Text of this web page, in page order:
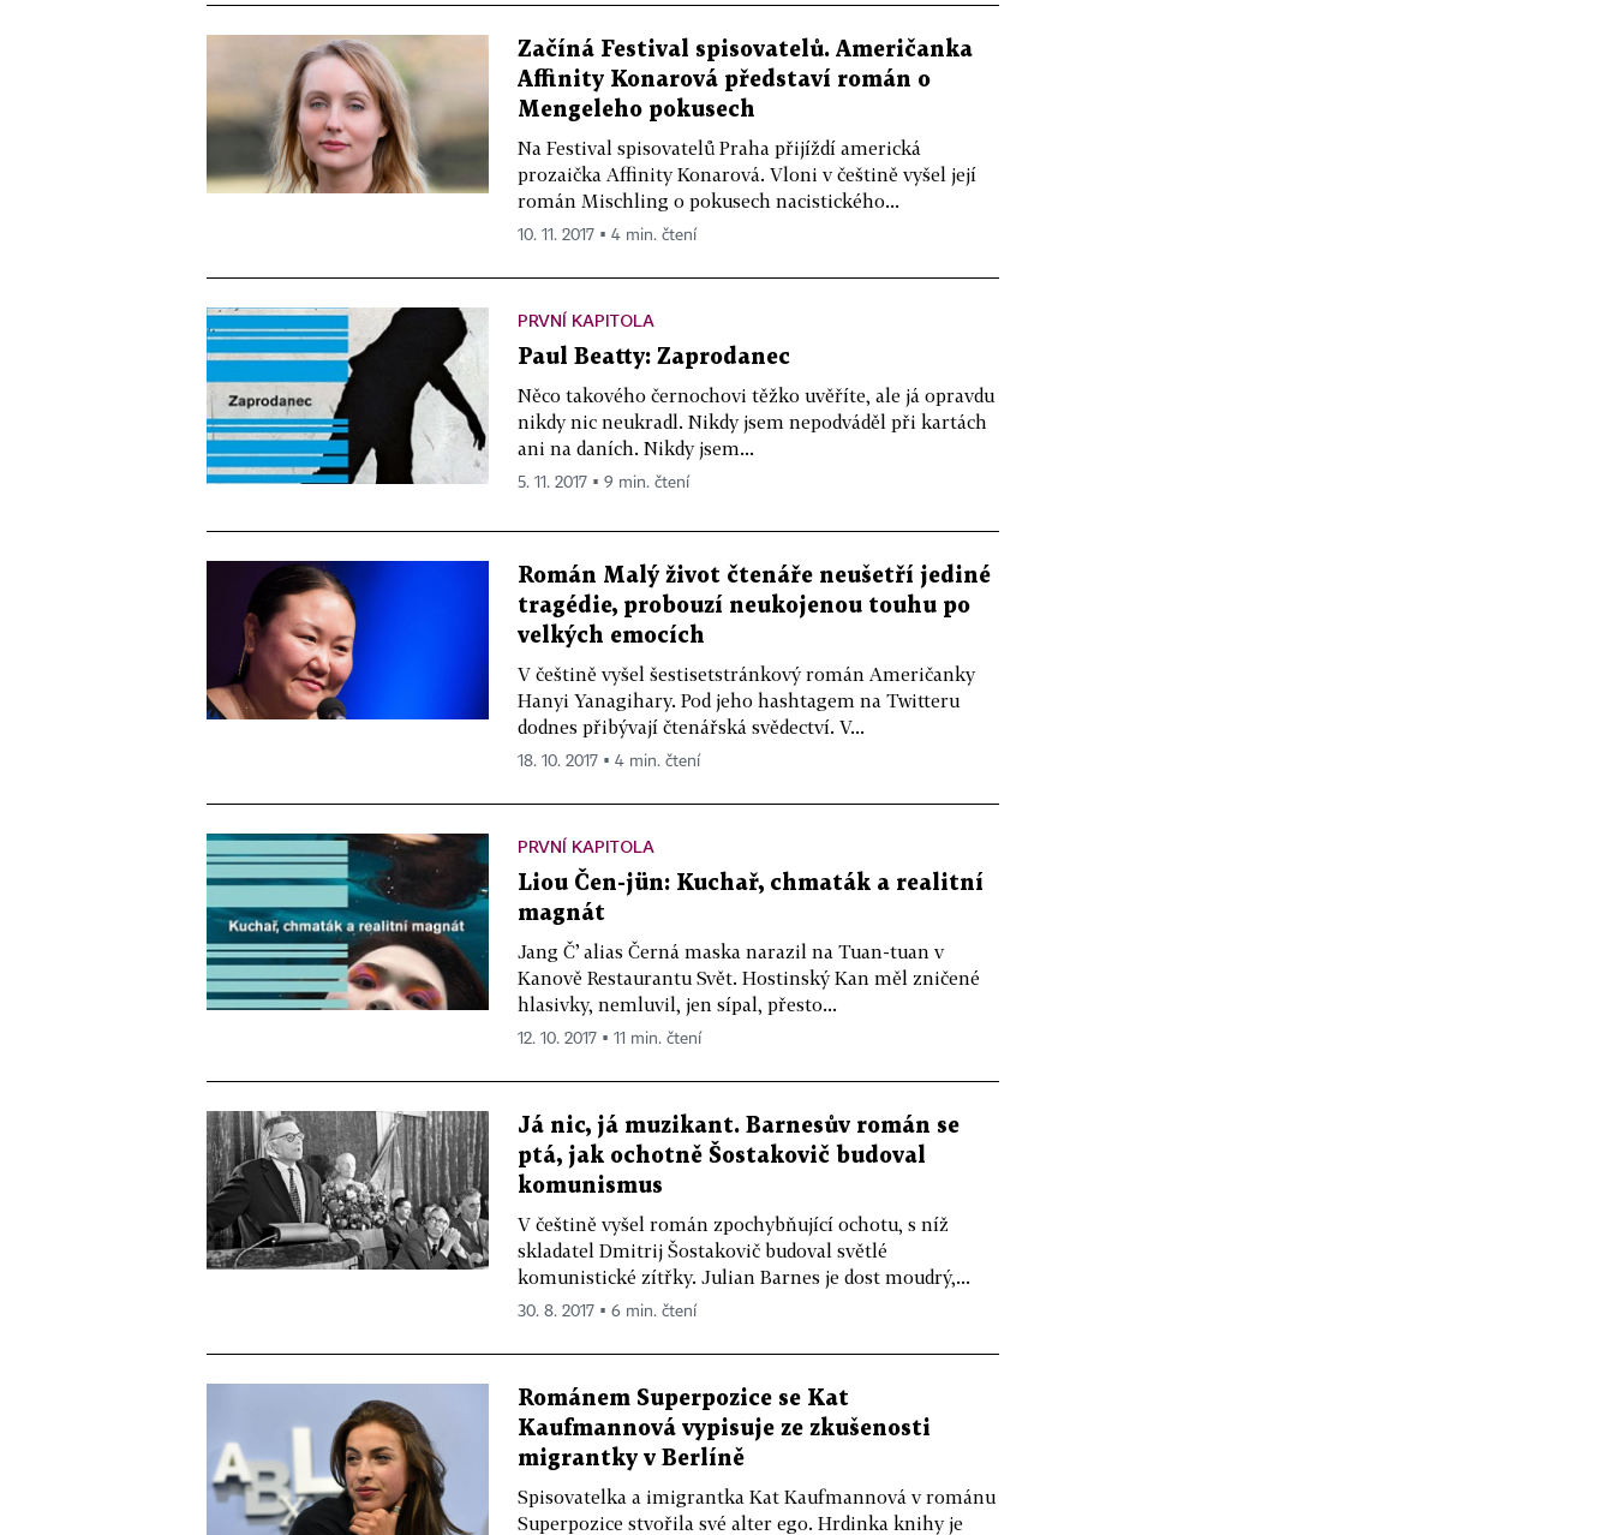
Začíná Festival spisovatelů. Američanka
Affinity Konarová představí román o
Mengeleho pokusech
Na Festival spisovatelů Praha přijíždí americká
prozaička Affinity Konarová. Vloni v češtině vyšel její
román Mischling o pokusech nacistického...
10. 11. 2017 ▪ 4 min. čtení
PRVNÍ KAPITOLA
Paul Beatty: Zaprodanec
Něco takového černochovi těžko uvěříte, ale já opravdu
nikdy nic neukradl. Nikdy jsem nepodváděl při kartách
ani na daních. Nikdy jsem...
5. 11. 2017 ▪ 9 min. čtení
Román Malý život čtenáře neušetří jediné
tragédie, probouzí neukojenou touhu po
velkých emocích
V češtině vyšel šestisetstránkový román Američanky
Hanyi Yanagihary. Pod jeho hashtagem na Twitteru
dodnes přibývají čtenářská svědectví. V...
18. 10. 2017 ▪ 4 min. čtení
PRVNÍ KAPITOLA
Liou Čen-jün: Kuchař, chmaták a realitní
magnát
Jang Č’ alias Černá maska narazil na Tuan-tuan v
Kanově Restaurantu Svět. Hostinský Kan měl zničené
hlasivky, nemluvil, jen sípal, přesto...
12. 10. 2017 ▪ 11 min. čtení
Já nic, já muzikant. Barnesův román se
ptá, jak ochotně Šostakovič budoval
komunismus
V češtině vyšel román zpochybňující ochotu, s níž
skladatel Dmitrij Šostakovič budoval světlé
komunistické zítřky. Julian Barnes je dost moudrý,...
30. 8. 2017 ▪ 6 min. čtení
Románem Superpozice se Kat
Kaufmannová vypisuje ze zkušenosti
migrantky v Berlíně
Spisovatelka a imigrantka Kat Kaufmannová v románu
Superpozice stvořila své alter ego. Hrdinka knihy je